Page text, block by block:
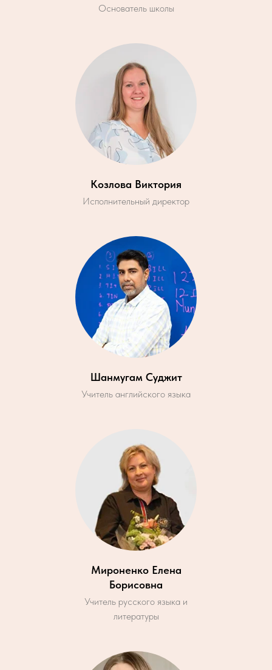
Основатель школы
Козлова Виктория
Исполнительный директор
Шанмугам Суджит
Учитель английского языка
Мироненко Елена
Борисовна
Учитель русского языка и
литературы